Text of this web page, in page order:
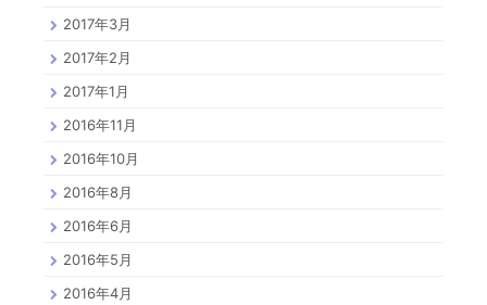
2017年3月
2017年2月
2017年1月
2016年11月
2016年10月
2016年8月
2016年6月
2016年5月
2016年4月